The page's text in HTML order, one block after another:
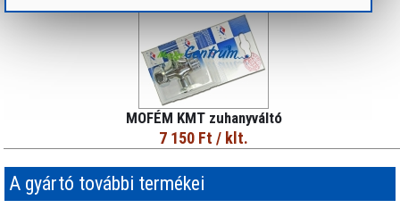
MOFÉM KMT zuhanyváltó
7 150 Ft / klt.
A gyártó további termékei